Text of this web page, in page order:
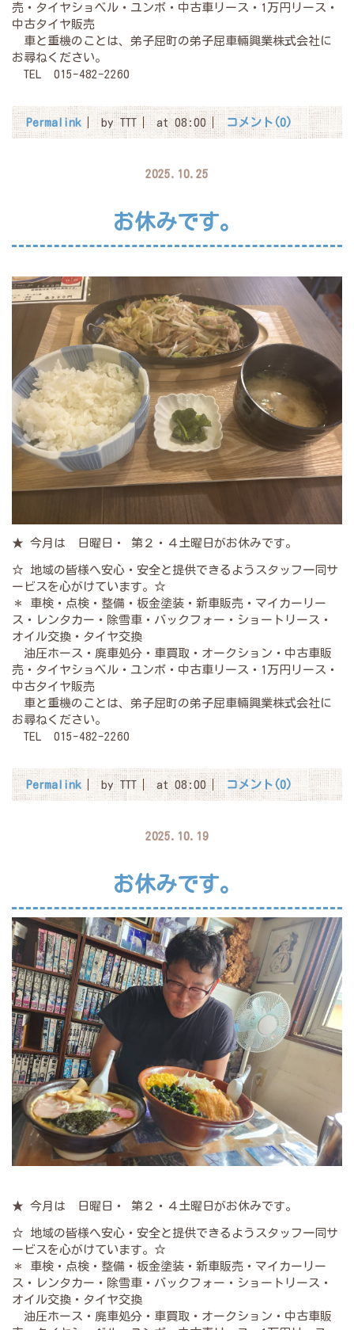
売・タイヤショベル・ユンボ・中古車リース・1万円リース・
中古タイヤ販売
車と重機のことは、弟子屈町の弟子屈車輛興業株式会社に
お尋ねください。
TEL 015-482-2260
Permalink by TTT at 08:00 コメント(0)
2025.10.25
お休みです。
★ 今月は 日曜日・ 第２・４土曜日がお休みです。
☆ 地域の皆様へ安心・安全と提供できるようスタッフ一同サ
ービスを心がけています。☆
＊ 車検・点検・整備・板金塗装・新車販売・マイカーリー
ス・レンタカー・除雪車・バックフォー・ショートリース・
オイル交換・タイヤ交換
油圧ホース・廃車処分・車買取・オークション・中古車販
売・タイヤショベル・ユンボ・中古車リース・1万円リース・
中古タイヤ販売
車と重機のことは、弟子屈町の弟子屈車輛興業株式会社に
お尋ねください。
TEL 015-482-2260
Permalink by TTT at 08:00 コメント(0)
2025.10.19
お休みです。
★ 今月は 日曜日・ 第２・４土曜日がお休みです。
☆ 地域の皆様へ安心・安全と提供できるようスタッフ一同サ
ービスを心がけています。☆
＊ 車検・点検・整備・板金塗装・新車販売・マイカーリー
ス・レンタカー・除雪車・バックフォー・ショートリース・
オイル交換・タイヤ交換
油圧ホース・廃車処分・車買取・オークション・中古車販